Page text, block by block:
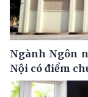
Ngành Ngôn
Nội có điểm